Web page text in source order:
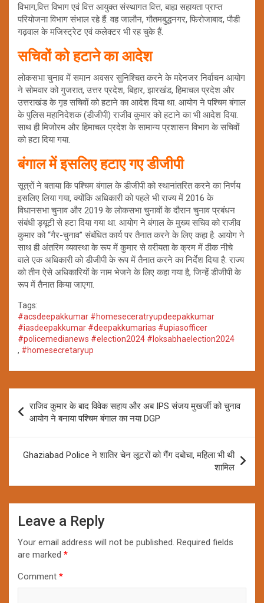
विभाग,वित्त विभाग एवं वित्त आयुक्त संस्थागत वित्त, बाह्य सहायता प्राप्त
परियोजना विभाग संभाल रहे हैं. वह जालौन, गौतमबुद्धनगर, फिरोजाबाद, पौडी
गढ़वाल के मजिस्ट्रेट एवं कलेक्टर भी रह चुके हैं.
सचिवों को हटाने का आदेश
लोकसभा चुनाव में समान अवसर सुनिश्चित करने के मद्देनजर निर्वाचन आयोग
ने सोमवार को गुजरात, उत्तर प्रदेश, बिहार, झारखंड, हिमाचल प्रदेश और
उत्तराखंड के गृह सचिवों को हटाने का आदेश दिया था. आयोग ने पश्चिम बंगाल
के पुलिस महानिदेशक (डीजीपी) राजीव कुमार को हटाने का भी आदेश दिया.
साथ ही मिजोरम और हिमाचल प्रदेश के सामान्य प्रशासन विभाग के सचिवों
को हटा दिया गया.
बंगाल में इसलिए हटाए गए डीजीपी
सूत्रों ने बताया कि पश्चिम बंगाल के डीजीपी को स्थानांतरित करने का निर्णय
इसलिए लिया गया, क्योंकि अधिकारी को पहले भी राज्य में 2016 के
विधानसभा चुनाव और 2019 के लोकसभा चुनावों के दौरान चुनाव प्रबंधन
संबंधी ड्यूटी से हटा दिया गया था. आयोग ने बंगाल के मुख्य सचिव को राजीव
कुमार को ‘‘गैर-चुनाव’’ संबंधित कार्य पर तैनात करने के लिए कहा है. आयोग ने
साथ ही अंतरिम व्यवस्था के रूप में कुमार से वरीयता के क्रम में ठीक नीचे
वाले एक अधिकारी को डीजीपी के रूप में तैनात करने का निर्देश दिया है. राज्य
को तीन ऐसे अधिकारियों के नाम भेजने के लिए कहा गया है, जिन्हें डीजीपी के
रूप में तैनात किया जाएगा.
Tags:
#acsdeepakkumar #homeseceratryupdeepakkumar
#iasdeepakkumar #deepakkumarias #upiasofficer
#policemedianews #election2024 #loksabhaelection2024
, #homesecretaryup
navigation
राजिव कुमार के बाद विवेक सहाय और अब IPS संजय मुखर्जी को चुनाव
आयोग ने बनाया पश्चिम बंगाल का नया DGP
Ghaziabad Police ने शातिर चेन लूटरों को गैंग दबोचा, महिला भी थी
शामिल
Leave a Reply
Your email address will not be published. Required fields
are marked *
Comment *